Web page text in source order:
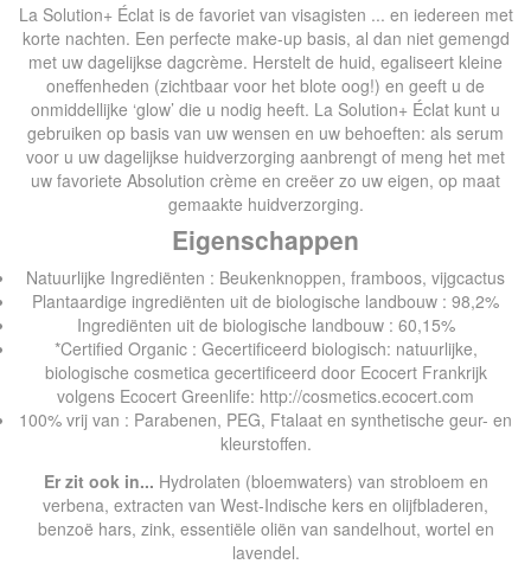
La Solution+ Éclat is de favoriet van visagisten ... en iedereen met
korte nachten. Een perfecte make-up basis, al dan niet gemengd
met uw dagelijkse dagcrème. Herstelt de huid, egaliseert kleine
oneffenheden (zichtbaar voor het blote oog!) en geeft u de
onmiddellijke ‘glow’ die u nodig heeft. La Solution+ Éclat kunt u
gebruiken op basis van uw wensen en uw behoeften: als serum
voor u uw dagelijkse huidverzorging aanbrengt of meng het met
uw favoriete Absolution crème en creëer zo uw eigen, op maat
gemaakte huidverzorging.
Eigenschappen
Natuurlijke Ingrediënten : Beukenknoppen, framboos, vijgcactus
Plantaardige ingrediënten uit de biologische landbouw : 98,2%
Ingrediënten uit de biologische landbouw : 60,15%
*Certified Organic : Gecertificeerd biologisch: natuurlijke,
biologische cosmetica gecertificeerd door Ecocert Frankrijk
volgens Ecocert Greenlife: http://cosmetics.ecocert.com
100% vrij van : Parabenen, PEG, Ftalaat en synthetische geur- en
kleurstoffen.
Er zit ook in... Hydrolaten (bloemwaters) van strobloem en
verbena, extracten van West-Indische kers en olijfbladeren,
benzoë hars, zink, essentiële oliën van sandelhout, wortel en
lavendel.